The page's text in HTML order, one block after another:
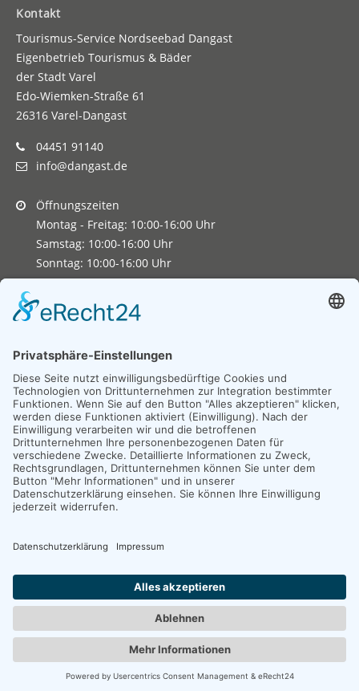
Kontakt
Tourismus-Service Nordseebad Dangast
Eigenbetrieb Tourismus & Bäder
der Stadt Varel
Edo-Wiemken-Straße 61
26316 Varel-Dangast
04451 91140
info@dangast.de
Öffnungszeiten
Montag - Freitag: 10:00-16:00 Uhr
Samstag: 10:00-16:00 Uhr
Sonntag: 10:00-16:00 Uhr
Impressum
Datenschutz
Unexpected Application Error!
crypto.randomUUID is not a function
TypeError: crypto.randomUUID is not a function
at JS.mc.suspense (https://search-
at https://search-interface.branchly.io/
at https://search-interface.branchly.io/
at https://search-interface.branchly.io/
at https://search-interface.branchly.io/
at https://search-interface.branchly.io/
at JS (https://search-interface.branchly.io/